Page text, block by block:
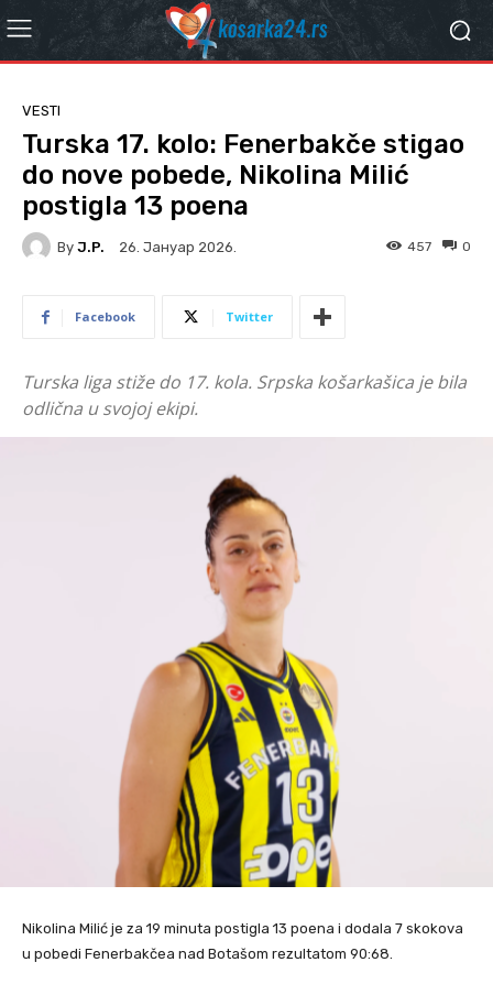
VESTI
Turska 17. kolo: Fenerbakče stigao
do nove pobede, Nikolina Milić
postigla 13 poena
By J.P. 26. Јануар 2026. 0
457
Facebook Twitter
Turska liga stiže do 17. kola. Srpska košarkašica je bila
odlična u svojoj ekipi.
Nikolina Milić je za 19 minuta postigla 13 poena i dodala 7 skokova
u pobedi Fenerbakčea nad Botašom rezultatom 90:68.